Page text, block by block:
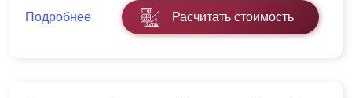
Подробнее Расчитать стоимость